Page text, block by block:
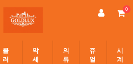
0
클
러
악
세
의
류
쥬
얼
시
계